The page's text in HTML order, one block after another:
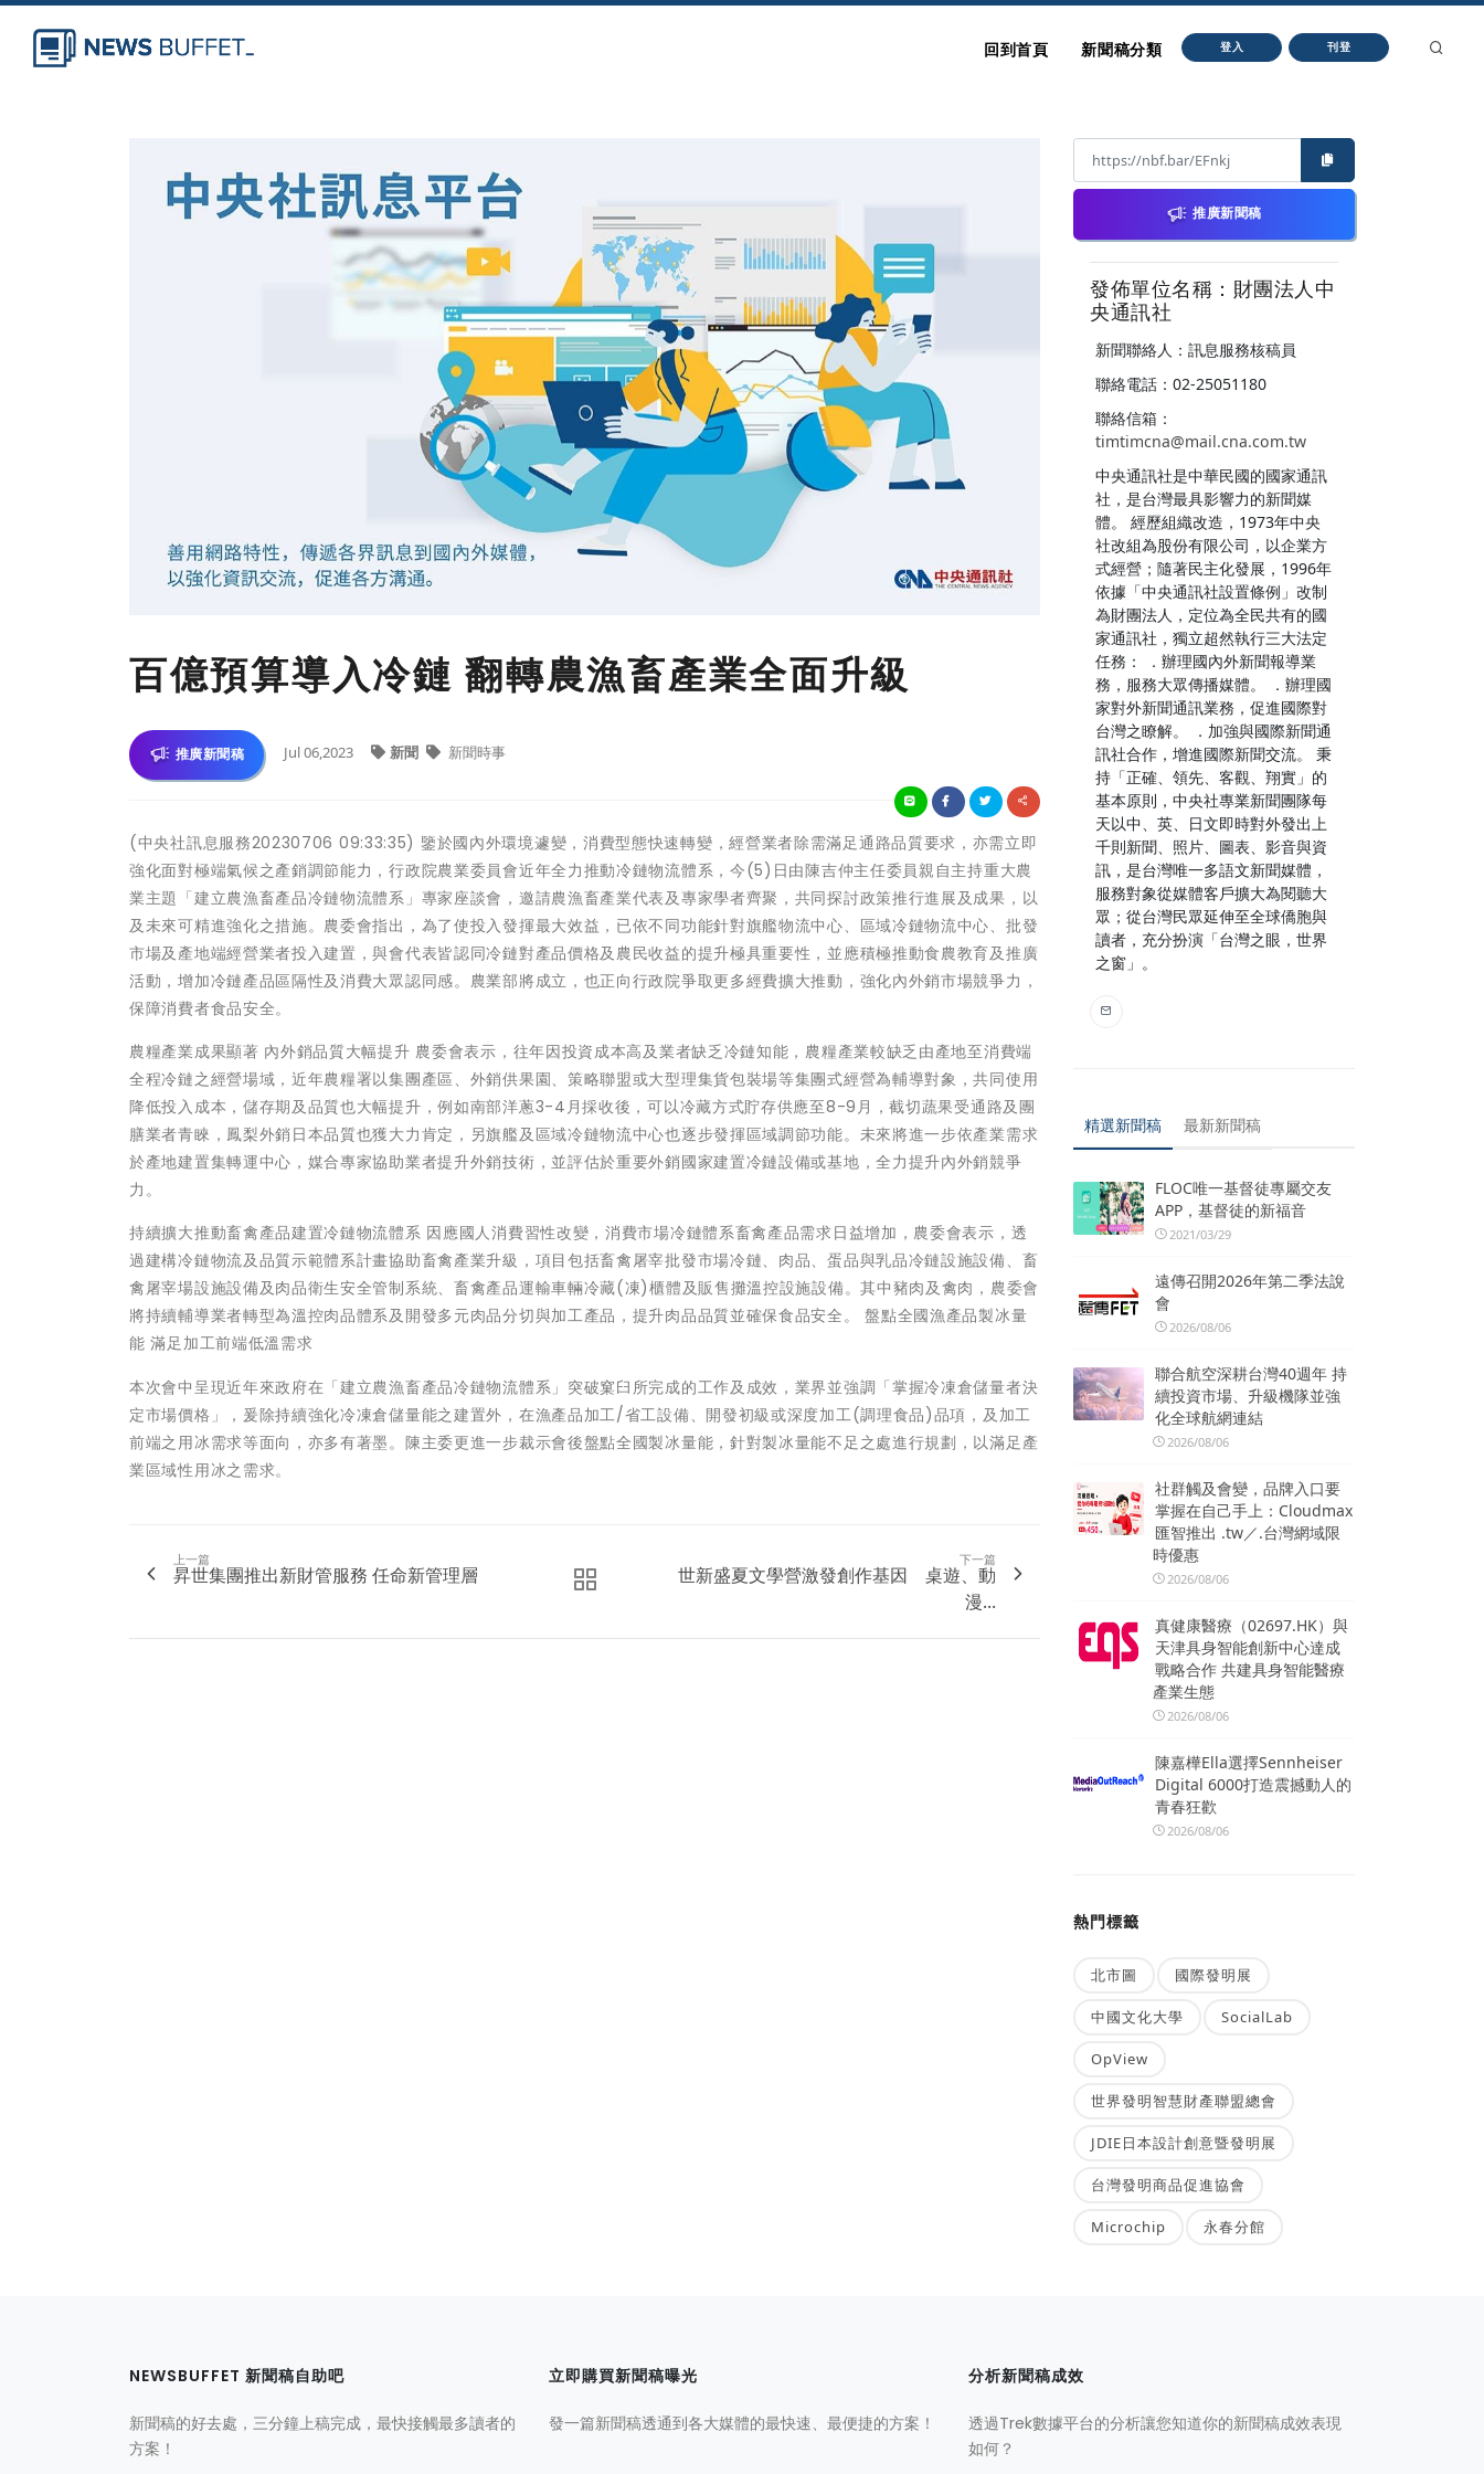
回到首頁 新聞稿分類 登入 刊登
百億預算導入冷鏈 翻轉農漁畜產業全面升級
推廣新聞稿 Jul 06,2023 新聞 新聞時事
(中央社訊息服務20230706 09:33:35) 鑒於國內外環境遽變，消費型態快速轉變，經營業者除需滿足通路品質要求，亦需立即
強化面對極端氣候之產銷調節能力，行政院農業委員會近年全力推動冷鏈物流體系，今(5)日由陳吉仲主任委員親自主持重大農
業主題「建立農漁畜產品冷鏈物流體系」專家座談會，邀請農漁畜產業代表及專家學者齊聚，共同探討政策推行進展及成果，以
及未來可精進強化之措施。農委會指出，為了使投入發揮最大效益，已依不同功能針對旗艦物流中心、區域冷鏈物流中心、批發
市場及產地端經營業者投入建置，與會代表皆認同冷鏈對產品價格及農民收益的提升極具重要性，並應積極推動食農教育及推廣
活動，增加冷鏈產品區隔性及消費大眾認同感。農業部將成立，也正向行政院爭取更多經費擴大推動，強化內外銷市場競爭力，
保障消費者食品安全。
農糧產業成果顯著 內外銷品質大幅提升 農委會表示，往年因投資成本高及業者缺乏冷鏈知能，農糧產業較缺乏由產地至消費端
全程冷鏈之經營場域，近年農糧署以集團產區、外銷供果園、策略聯盟或大型理集貨包裝場等集團式經營為輔導對象，共同使用
降低投入成本，儲存期及品質也大幅提升，例如南部洋蔥3-4月採收後，可以冷藏方式貯存供應至8-9月，截切蔬果受通路及團
膳業者青睞，鳳梨外銷日本品質也獲大力肯定，另旗艦及區域冷鏈物流中心也逐步發揮區域調節功能。未來將進一步依產業需求
於產地建置集轉運中心，媒合專家協助業者提升外銷技術，並評估於重要外銷國家建置冷鏈設備或基地，全力提升內外銷競爭
力。
持續擴大推動畜禽產品建置冷鏈物流體系 因應國人消費習性改變，消費市場冷鏈體系畜禽產品需求日益增加，農委會表示，透
過建構冷鏈物流及品質示範體系計畫協助畜禽產業升級，項目包括畜禽屠宰批發市場冷鏈、肉品、蛋品與乳品冷鏈設施設備、畜
禽屠宰場設施設備及肉品衛生安全管制系統、畜禽產品運輸車輛冷藏(凍)櫃體及販售攤溫控設施設備。其中豬肉及禽肉，農委會
將持續輔導業者轉型為溫控肉品體系及開發多元肉品分切與加工產品，提升肉品品質並確保食品安全。 盤點全國漁產品製冰量
能 滿足加工前端低溫需求
本次會中呈現近年來政府在「建立農漁畜產品冷鏈物流體系」突破窠臼所完成的工作及成效，業界並強調「掌握冷凍倉儲量者決
定市場價格」，爰除持續強化冷凍倉儲量能之建置外，在漁產品加工/省工設備、開發初級或深度加工(調理食品)品項，及加工
前端之用冰需求等面向，亦多有著墨。陳主委更進一步裁示會後盤點全國製冰量能，針對製冰量能不足之處進行規劃，以滿足產
業區域性用冰之需求。
上一篇
昇世集團推出新財管服務 任命新管理層
下一篇
世新盛夏文學營激發創作基因 桌遊、動
漫...
推廣新聞稿
發佈單位名稱：財團法人中
央通訊社
新聞聯絡人：訊息服務核稿員
聯絡電話：02-25051180
聯絡信箱：
timtimcna@mail.cna.com.tw
中央通訊社是中華民國的國家通訊
社，是台灣最具影響力的新聞媒
體。 經歷組織改造，1973年中央
社改組為股份有限公司，以企業方
式經營；隨著民主化發展，1996年
依據「中央通訊社設置條例」改制
為財團法人，定位為全民共有的國
家通訊社，獨立超然執行三大法定
任務： ．辦理國內外新聞報導業
務，服務大眾傳播媒體。 ．辦理國
家對外新聞通訊業務，促進國際對
台灣之瞭解。 ．加強與國際新聞通
訊社合作，增進國際新聞交流。 秉
持「正確、領先、客觀、翔實」的
基本原則，中央社專業新聞團隊每
天以中、英、日文即時對外發出上
千則新聞、照片、圖表、影音與資
訊，是台灣唯一多語文新聞媒體，
服務對象從媒體客戶擴大為閱聽大
眾；從台灣民眾延伸至全球僑胞與
讀者，充分扮演「台灣之眼，世界
之窗」。
精選新聞稿 最新新聞稿
FLOC唯一基督徒專屬交友
APP，基督徒的新福音
2021/03/29
遠傳召開2026年第二季法說
會
2026/08/06
聯合航空深耕台灣40週年 持
續投資市場、升級機隊並強
化全球航網連結
2026/08/06
社群觸及會變，品牌入口要
掌握在自己手上：Cloudmax
匯智推出 .tw／.台灣網域限
時優惠
2026/08/06
真健康醫療（02697.HK）與
天津具身智能創新中心達成
戰略合作 共建具身智能醫療
產業生態
2026/08/06
陳嘉樺Ella選擇Sennheiser
Digital 6000打造震撼動人的
青春狂歡
2026/08/06
熱門標籤
北市圖 國際發明展
中國文化大學 SocialLab
OpView
世界發明智慧財產聯盟總會
JDIE日本設計創意暨發明展
台灣發明商品促進協會
Microchip 永春分館
NEWSBUFFET 新聞稿自助吧
新聞稿的好去處，三分鐘上稿完成，最快接觸最多讀者的
方案！
立即購買新聞稿曝光
發一篇新聞稿透通到各大媒體的最快速、最便捷的方案！
分析新聞稿成效
透過Trek數據平台的分析讓您知道你的新聞稿成效表現
如何？